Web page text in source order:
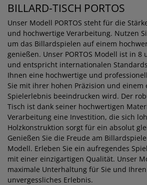
BILLARD-TISCH PORTOS
Unser Modell PORTOS steht für die
und hochwertige Verarbeitung. Nutzen
um das Billardspielen auf einem
genießen. Unser PORTOS Modell ist in
und entspricht internationalen
Ihnen eine hochwertige und
Sie mit ihrer hohen Präzision und einem
Spielerlebnis beeindrucken wird. Der
Tisch ist dank seiner hochwertigen
Verarbeitung eine Investition, die sich
Holzkonstruktion sorgt für ein absolut
Genießen Sie die Freude am
Modell. Erleben Sie ein aufregendes
mit einer einzigartigen Qualität. Unser
maximale Unterhaltung für Sie und
unvergessliches Erlebnis.